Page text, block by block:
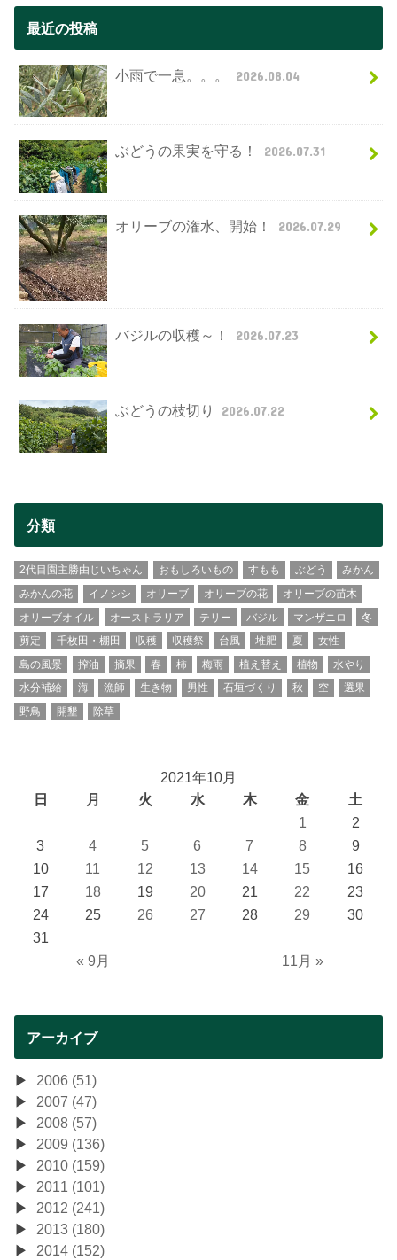
最近の投稿
小雨で一息。。。 2026.08.04
ぶどうの果実を守る！ 2026.07.31
オリーブの潅水、開始！ 2026.07.29
バジルの収穫～！ 2026.07.23
ぶどうの枝切り 2026.07.22
分類
2代目園主勝由じいちゃん おもしろいもの すもも ぶどう
みかん
みかんの花
イノシシ オリーブ オリーブの花
オリーブの苗木
オリーブオイル
オーストラリア テリー バジル マンザニロ
冬
剪定
千枚田・棚田 収穫 収穫祭 台風 堆肥 夏
女性
島の風景
搾油 摘果 春 柿 梅雨 植え替え 植物
水やり
水分補給
海 漁師 生き物 男性 石垣づくり 秋 空
選果
野鳥
開墾 除草
2021年10月
日
月 火 水 木 金 土
« 9月 11月 »
1
2
3
4 5 6 7 8
9
10
11 12 13 14 15
16
17
18 19 20 21 22
23
24
25 26 27 28 29
30
31
アーカイブ
2006 (51)
2007 (47)
2008 (57)
2009 (136)
2010 (159)
2011 (101)
2012 (241)
2013 (180)
2014 (152)